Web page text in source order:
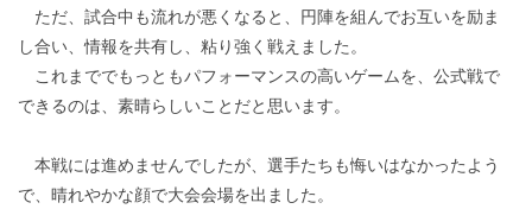
ただ、試合中も流れが悪くなると、円陣を組んでお互いを励ま
し合い、情報を共有し、粘り強く戦えました。
これまででもっともパフォーマンスの高いゲームを、公式戦で
できるのは、素晴らしいことだと思います。
本戦には進めませんでしたが、選手たちも悔いはなかったよう
で、晴れやかな顔で大会会場を出ました。